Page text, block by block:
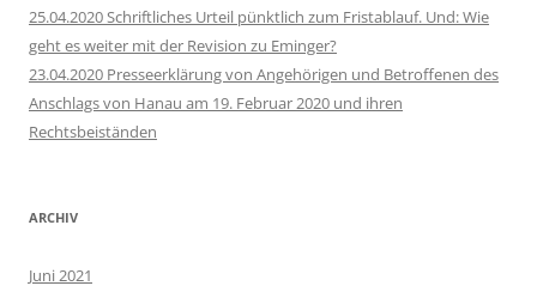
25.04.2020 Schriftliches Urteil pünktlich zum Fristablauf. Und: Wie
geht es weiter mit der Revision zu Eminger?
23.04.2020 Presseerklärung von Angehörigen und Betroffenen des
Anschlags von Hanau am 19. Februar 2020 und ihren
Rechtsbeiständen
ARCHIV
Juni 2021